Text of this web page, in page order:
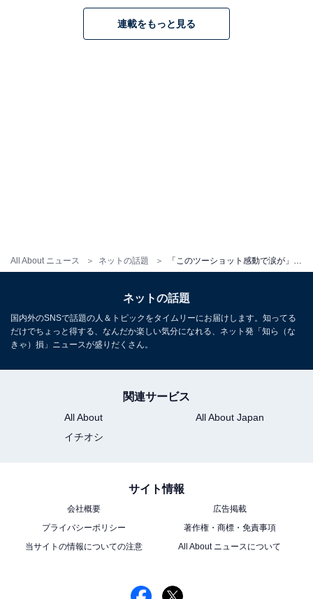
All About ニュース ネットの話題 「このツーショット感動で涙が」大谷翔平＆野球界大物との写真に反響「痺れる」「素晴らしい瞬間ですね」
連載をもっと見る
ネットの話題
国内外のSNSで話題の人＆トピックをタイムリーにお届けします。知ってる
だけでちょっと得する、なんだか楽しい気分になれる、ネット発「知ら（な
きゃ）損」ニュースが盛りだくさん。
関連サービス
All About
All About Japan
イチオシ
サイト情報
会社概要
広告掲載
プライバシーポリシー
著作権・商標・免責事項
当サイトの情報についての注意
All About ニュースについて